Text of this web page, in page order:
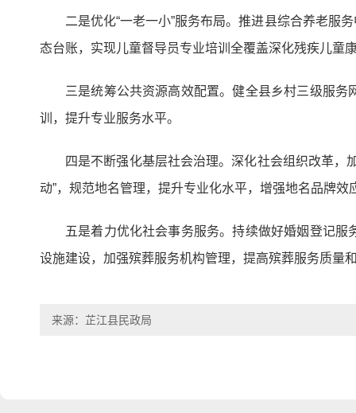
二是优化“一老一小”服务布局。推进县综合养老服
态台账，实现儿童督导员专业培训全覆盖深化残疾儿童
三是统筹公共资源高效配置。健全县乡村三级服
训，提升专业服务水平。
四是不断强化基层社会治理。深化社会组织改革，
动”，规范地名管理，提升专业化水平，增强地名品牌
五是着力优化社会事务服务。持续做好婚姻登记
设施建设，加强殡葬服务机构管理，提高殡葬服务质量
来源：芷江县民政局